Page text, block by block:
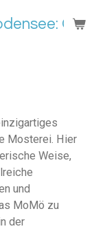
Mosterei. Hier
Weise,
und
MoMö zu
der